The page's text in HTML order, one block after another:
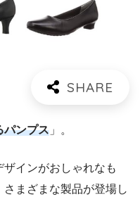
パンプス 」。
インがおしゃれなも
まざまな製品が登場し